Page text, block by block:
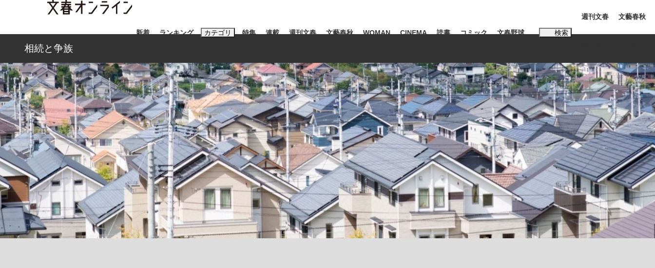
新着 ランキング カテゴリ
「90%は失敗する。でも…」本田圭佑が初めて明かした日本代表監督に... 「最悪の空気のまま解散」WBC日本代表“敗戦”の真実 選手が明かす...
特集
終戦から81年
観る将棋、読む将棋
連載 週刊文春 文藝春秋 WOMAN CINEMA 読書 コミック 文春野球 検索
おすすめのキーワードタグ一覧
#藤田晋 #三山凌輝 #高市早苗 #後藤真希 #森岡毅 #城彰二 #内田有紀
#玉木雄一郎
#亀和田武
#池上彰
週刊文春 文藝春秋
相続と争族